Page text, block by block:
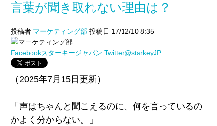
言葉が聞き取れない理由は？
投稿者 マーケティング部投稿日 17/12/10 8:35
Facebookスターキージャパン Twitter@starkeyJP
（2025年7月15日更新）
「声はちゃんと聞こえるのに、何を言っているの
かよく分からない。」